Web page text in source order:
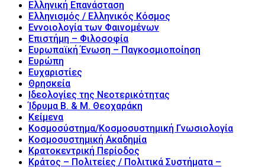
Ελληνική Επανάσταση
Ελληνισμός / Ελληνικός Κόσμος
Εννοιολογία των Φαινομένων
Επιστήμη – Φιλοσοφία
Ευρωπαϊκή Ένωση – Παγκοσμιοποίηση
Ευρώπη
Ευχαριστίες
Θρησκεία
Ιδεολογίες της Νεοτερικότητας
Ίδρυμα Β. & Μ. Θεοχαράκη
Κείμενα
Κοσμοσύστημα/Κοσμοσυστημική Γνωσιολογία
Κοσμοσυστημική Ακαδημία
Κρατοκεντρική Περίοδος
Κράτος – Πολιτείες / Πολιτικά Συστήματα –